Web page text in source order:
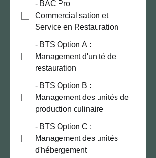
- BAC Pro
Commercialisation et
Service en Restauration
- BTS Option A :
Management d'unité de
restauration
- BTS Option B :
Management des unités de
production culinaire
- BTS Option C :
Management des unités
d'hébergement